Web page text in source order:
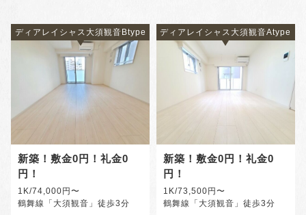
ディアレイシャス大須観音Btype
新築！敷金0円！礼金0
円！
1K/74,000円〜
鶴舞線「大須観音」徒歩3分
ディアレイシャス大須観音Atype
新築！敷金0円！礼金0
円！
1K/73,500円〜
鶴舞線「大須観音」徒歩3分